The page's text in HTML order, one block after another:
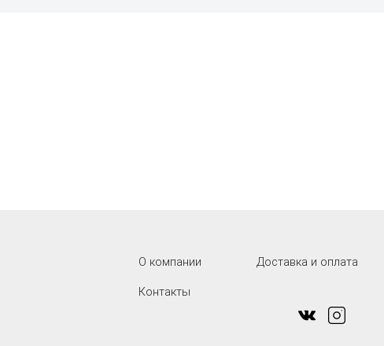
О компании Доставка и оплата
Контакты